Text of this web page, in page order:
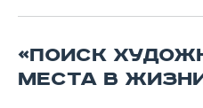
«ПОИСК
МЕСТА В